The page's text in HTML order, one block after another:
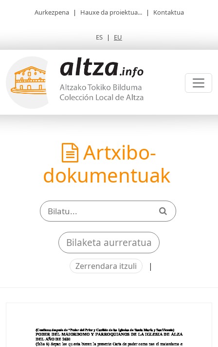
Aurkezpena | Hauxe da proiektua... | Kontaktua
ES | EU
Artxibo-
dokumentuak
Bilaketa aurreratua
Zerrendara itzuli |